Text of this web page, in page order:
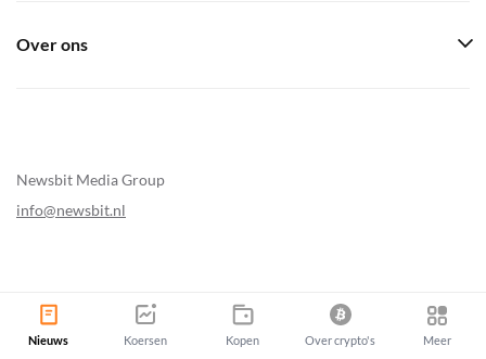
Newsbit Media Group
info@newsbit.nl
Over ons
Newsbit Copyright © 2026 Sitemap
Nieuws Koersen Kopen Over crypto's Meer